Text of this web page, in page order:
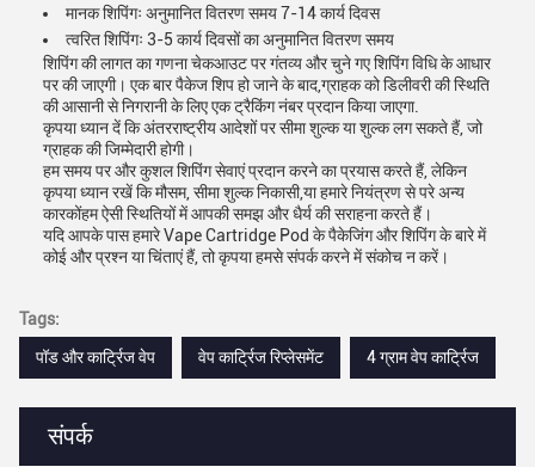
संपर्क
मानक शिपिंगः अनुमानित वितरण समय 7-14 कार्य दिवस
त्वरित शिपिंगः 3-5 कार्य दिवसों का अनुमानित वितरण समय
शिपिंग की लागत का गणना चेकआउट पर गंतव्य और चुने गए शिपिंग विधि के आधार
पर की जाएगी। एक बार पैकेज शिप हो जाने के बाद,ग्राहक को डिलीवरी की स्थिति
की आसानी से निगरानी के लिए एक ट्रैकिंग नंबर प्रदान किया जाएगा.
कृपया ध्यान दें कि अंतरराष्ट्रीय आदेशों पर सीमा शुल्क या शुल्क लग सकते हैं, जो
ग्राहक की जिम्मेदारी होगी।
हम समय पर और कुशल शिपिंग सेवाएं प्रदान करने का प्रयास करते हैं, लेकिन
कृपया ध्यान रखें कि मौसम, सीमा शुल्क निकासी,या हमारे नियंत्रण से परे अन्य
कारकोंहम ऐसी स्थितियों में आपकी समझ और धैर्य की सराहना करते हैं।
यदि आपके पास हमारे Vape Cartridge Pod के पैकेजिंग और शिपिंग के बारे में
कोई और प्रश्न या चिंताएं हैं, तो कृपया हमसे संपर्क करने में संकोच न करें।
Tags:
पॉड और कार्ट्रिज वेप
वेप कार्ट्रिज रिप्लेसमेंट 4 ग्राम वेप कार्ट्रिज